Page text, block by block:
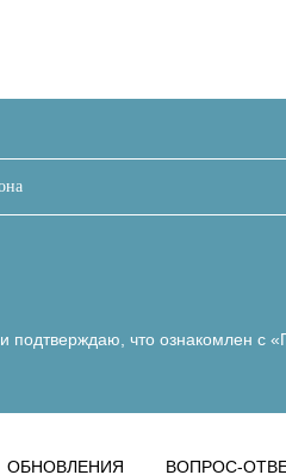
и подтверждаю, что ознакомлен с
ОБНОВЛЕНИЯ ВОПРОС-